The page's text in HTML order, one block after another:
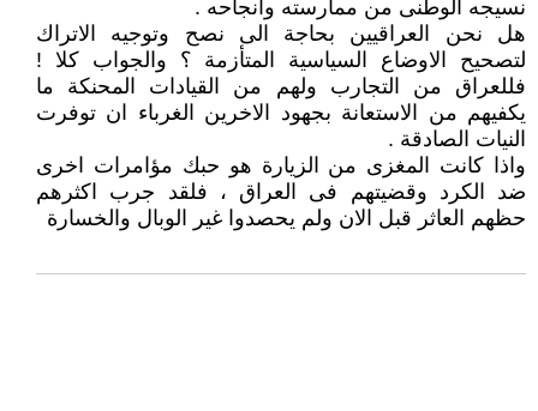
نسيجه الوطنى من ممارسته وانجاحه .
هل نحن العراقيين بحاجة الى نصح وتوجيه الاتراك
لتصحيح الاوضاع السياسية المتأزمة ؟ والجواب كلا !
فللعراق من التجارب ولهم من القيادات المحنكة ما
يكفيهم من الاستعانة بجهود الاخرين الغرباء ان توفرت
النيات الصادقة .
واذا كانت المغزى من الزيارة هو حبك مؤامرات اخرى
ضد الكرد وقضيتهم فى العراق ، فلقد جرب اكثرهم
حظهم العاثر قبل الان ولم يحصدوا غير الوبال والخسارة